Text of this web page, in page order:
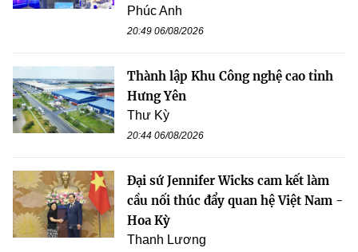
Phúc Anh
20:49 06/08/2026
Thành lập Khu Công nghệ cao tỉnh
Hưng Yên
Thư Kỳ
20:44 06/08/2026
Đại sứ Jennifer Wicks cam kết làm
cầu nối thúc đẩy quan hệ Việt Nam -
Hoa Kỳ
Thanh Lương